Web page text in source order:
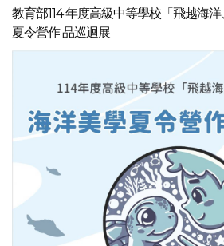
教育部114 年度高級中等學校「飛越海
夏令營作 品巡迴展